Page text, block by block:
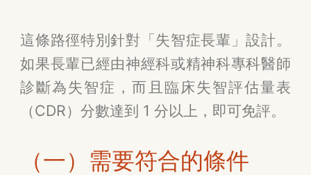
這條路徑特別針對「失智症長輩」設計。
如果長輩已經由神經科或精神科專科醫師
診斷為失智症，而且臨床失智評估量表
（CDR）分數達到 1 分以上，即可免評。
（一）需要符合的條件